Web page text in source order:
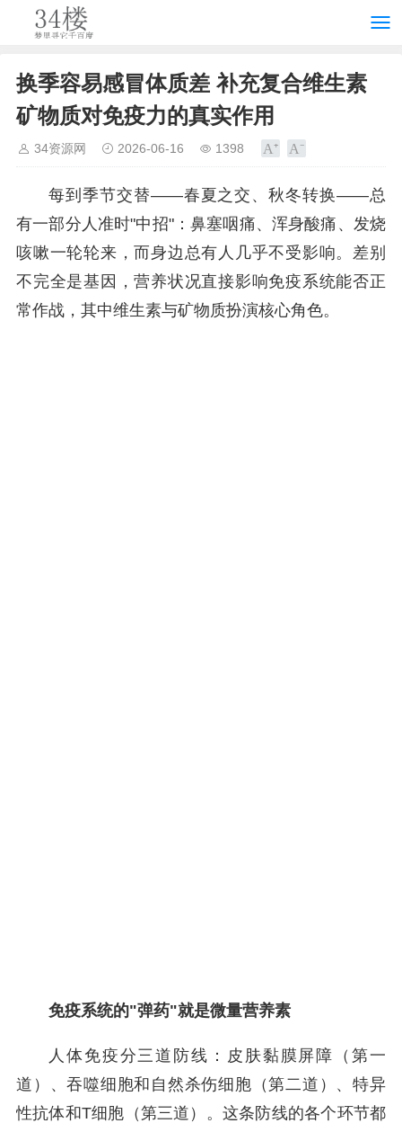
换季容易感冒体质差 补充复合维生素
矿物质对免疫力的真实作用
34资源网 2026-06-16 1398
每到季节交替——春夏之交、秋冬转换——总
有一部分人准时"中招"：鼻塞咽痛、浑身酸痛、发烧
咳嗽一轮轮来，而身边总有人几乎不受影响。差别
不完全是基因，营养状况直接影响免疫系统能否正
常作战，其中维生素与矿物质扮演核心角色。
免疫系统的"弹药"就是微量营养素
人体免疫分三道防线：皮肤黏膜屏障（第一
道）、吞噬细胞和自然杀伤细胞（第二道）、特异
性抗体和T细胞（第三道）。这条防线的各个环节都